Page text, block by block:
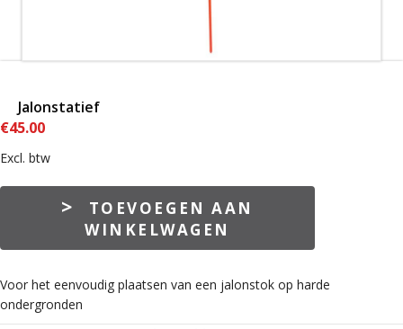
Jalonstatief
€45.00
Excl. btw
Jalonstatief
TOEVOEGEN AAN
WINKELWAGEN
Voor het eenvoudig plaatsen van een jalonstok op harde
ondergronden